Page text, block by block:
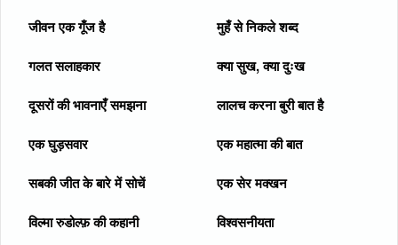
जीवन एक गूँज है
मुहँ से निकले शब्द
गलत सलाहकार
क्या सुख, क्या दुःख
दूसरों की भावनाएँ समझना
लालच करना बुरी बात है
एक घुड़सवार
एक महात्मा की बात
सबकी जीत के बारे में सोचें
एक सेर मक्खन
विल्मा रुडोल्फ़ की कहानी
विश्वसनीयता